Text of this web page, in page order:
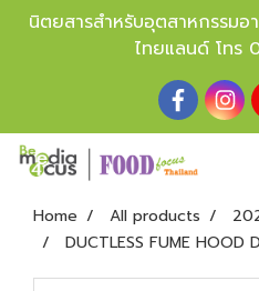
นิตยสารสำหรับอุตสาหกรรมอ
ไทยแลนด์ โทร
Home All products
DUCTLESS FUME HOOD